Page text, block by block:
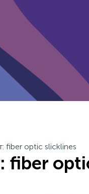
fiber optic slicklines
fiber